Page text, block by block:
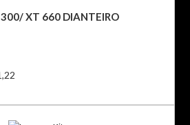
300/ XT 660 DIANTEIRO